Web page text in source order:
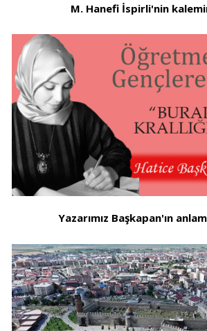
M. Hanefi İspirli'nin
Yazarımız Başkapan'ın